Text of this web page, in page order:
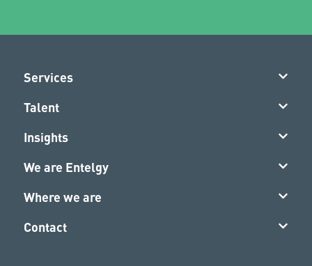
Services
Talent
Insights
We are Entelgy
Where we are
Contact